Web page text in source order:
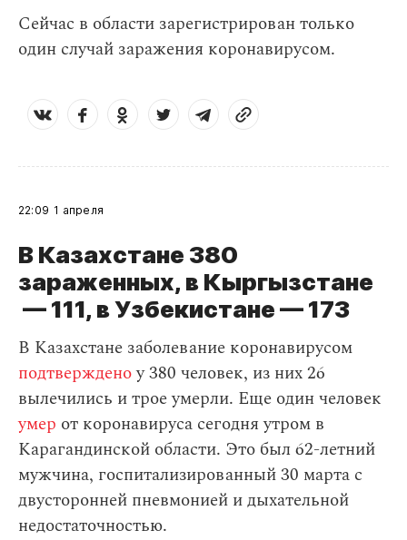
Сейчас в области зарегистрирован только
один случай заражения коронавирусом.
22:09 1 апреля
В Казахстане 380
зараженных, в Кыргызстане
— 111, в Узбекистане — 173
В Казахстане заболевание коронавирусом
подтвержденоу 380 человек, из них 26
вылечились и трое умерли. Еще один человек
умер от коронавируса сегодня утром в
Карагандинской области. Это был 62-летний
мужчина, госпитализированный 30 марта с
двусторонней пневмонией и дыхательной
недостаточностью.